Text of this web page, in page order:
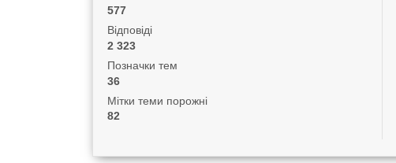
577
Відповіді
2 323
Позначки тем
36
Мітки теми порожні
82